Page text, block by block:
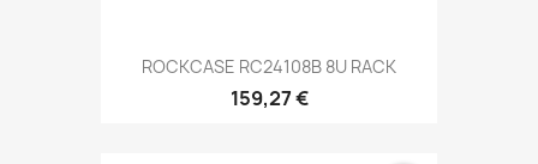
ROCKCASE RC24108B 8U RACK
159,27 €